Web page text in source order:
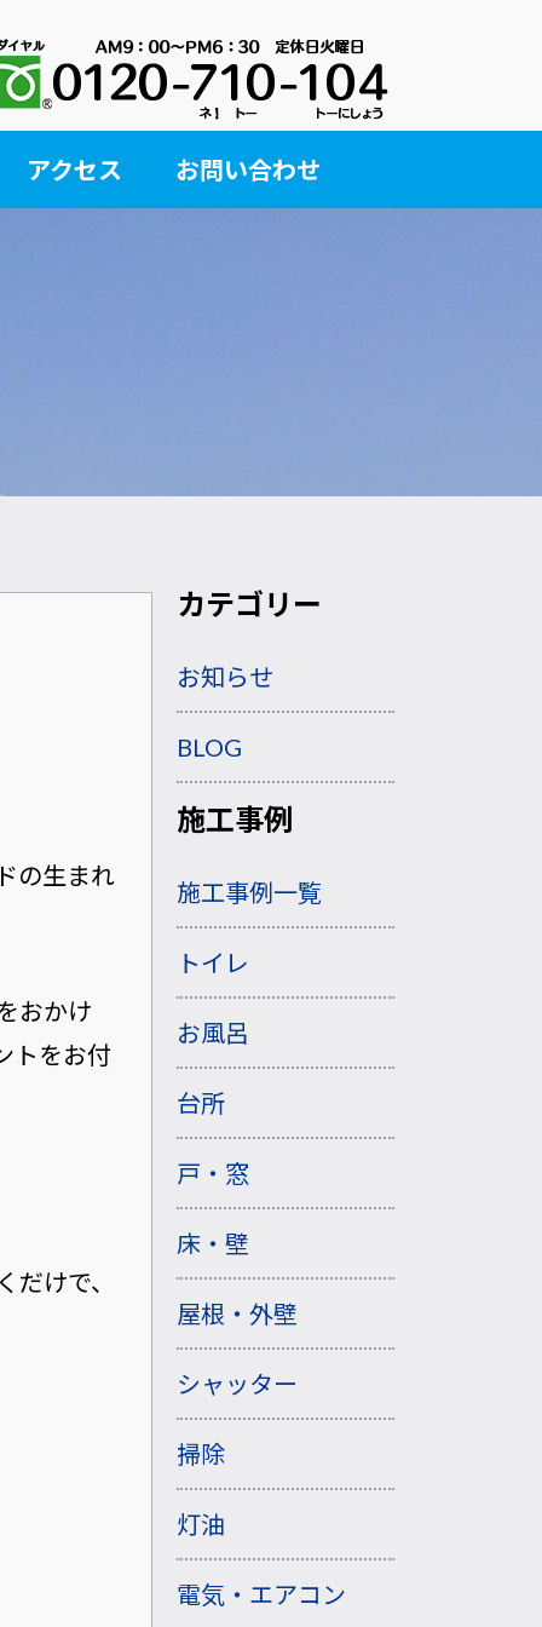
アクセス お問い合わせ
の生まれ
おかけ
トをお付
けで、
カテゴリー
お知らせ
BLOG
施工事例
施工事例一覧
トイレ
お風呂
台所
戸・窓
床・壁
屋根・外壁
シャッター
掃除
灯油
電気・エアコン